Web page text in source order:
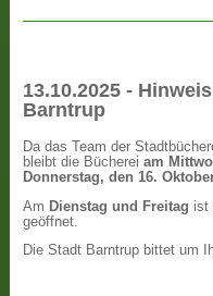
13.10.2025 -
Barntrup
Da das Team der
bleibt die Büchereiam
Donnerstag, den 16.
Am Dienstag und Freitag ist
geöffnet.
Die Stadt Barntrup bittet um